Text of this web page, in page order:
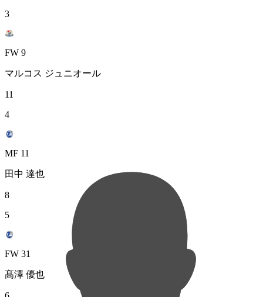
3
FW 9
マルコス ジュニオール
11
4
MF 11
田中 達也
8
5
FW 31
髙澤 優也